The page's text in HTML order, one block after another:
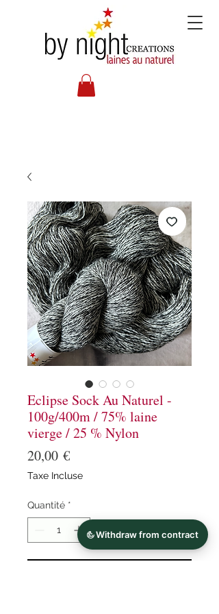
Eclipse Sock Au Naturel -
100g/400m / 75% laine
vierge / 25 % Nylon
20,00 €Prix
Taxe Incluse
Quantité *